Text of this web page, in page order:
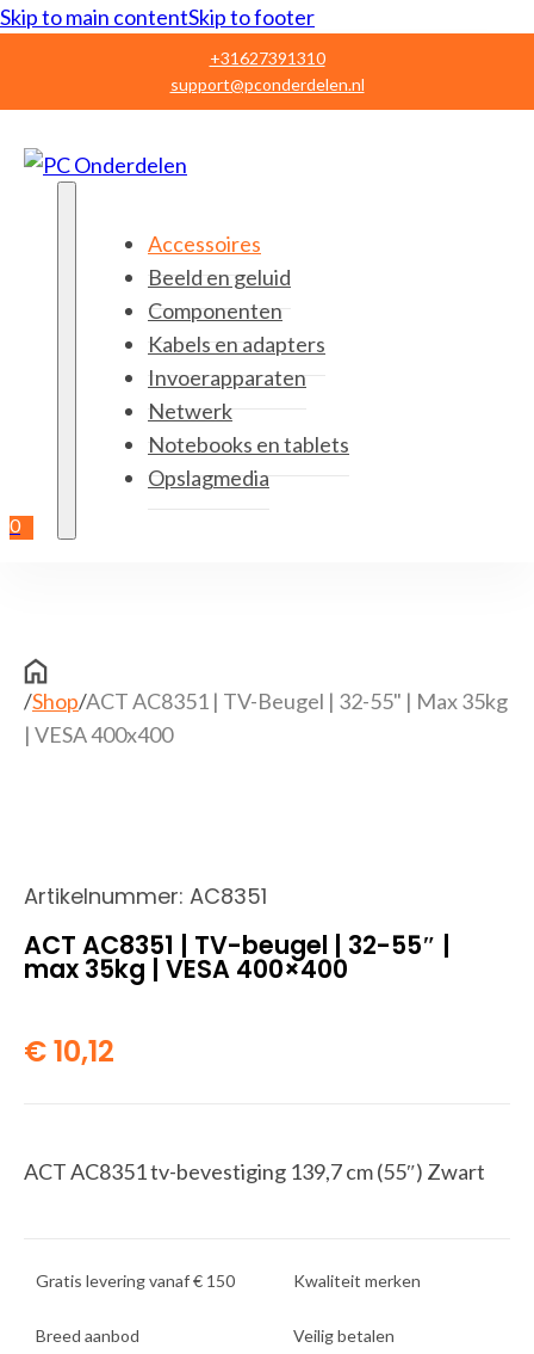
Skip to main contentSkip to footer
+31627391310
support@pconderdelen.nl
0
Accessoires
Beeld en geluid
Componenten
Kabels en adapters
Invoerapparaten
Netwerk
Notebooks en tablets
Opslagmedia
/Shop/ACT AC8351 | TV-Beugel | 32-55" | Max 35kg
| VESA 400x400
Artikelnummer: AC8351
ACT AC8351 | TV-beugel | 32-55″ |
max 35kg | VESA 400×400
€10,12
ACT AC8351 tv-bevestiging 139,7 cm (55″) Zwart
Gratis levering vanaf € 150 Kwaliteit merken
Breed aanbod Veilig betalen